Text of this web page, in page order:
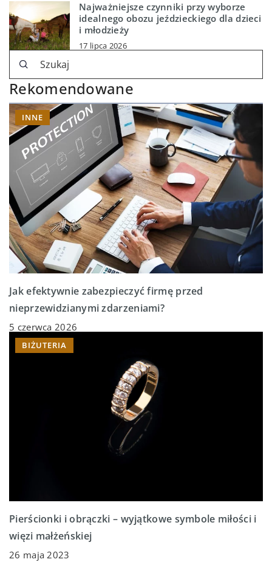
Najważniejsze czynniki przy wyborze
idealnego obozu jeździeckiego dla dzieci
i młodzieży
17 lipca 2026
Rekomendowane
INNE
Jak efektywnie zabezpieczyć firmę przed
nieprzewidzianymi zdarzeniami?
5 czerwca 2026
BIŻUTERIA
Pierścionki i obrączki – wyjątkowe symbole miłości i
więzi małżeńskiej
26 maja 2023